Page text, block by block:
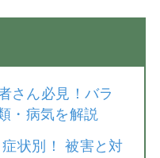
さん必見！バラ
・病気を解説
状別！ 被害と対